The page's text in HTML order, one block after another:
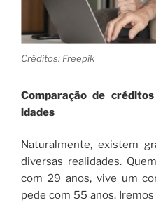
Créditos: Freepik
Comparação de
idades
Naturalmente, existem
diversas realidades.
com 29 anos, vive um
pede com 55 anos.